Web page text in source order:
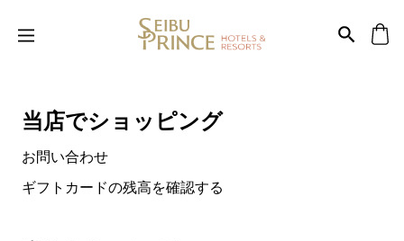
当店でショッピング
お問い合わせ
ギフトカードの残高を確認する